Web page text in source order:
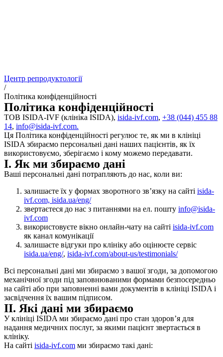
Центр репродуктології
/
Політика конфіденційності
Політика конфіденційності
ТОВ ISIDA-IVF (клініка ISIDA), isida-ivf.com, +38 (044) 455 88
14, info@isida-ivf.com.
Ця Політика конфіденційності регулює те, як ми в клініці
ISIDA збираємо персональні дані наших пацієнтів, як їх
використовуємо, зберігаємо і кому можемо передавати.
I. Як ми збираємо дані
Ваші персональні дані потрапляють до нас, коли ви:
залишаєте їх у формах зворотного зв’язку на сайті isida-
ivf.com, isida.ua/eng/
звертаєтеся до нас з питаннями на ел. пошту info@isida-
ivf.com
використовуєте вікно онлайн-чату на сайті isida-ivf.com
як канал комунікації
залишаєте відгуки про клініку або оцінюєте сервіс
isida.ua/eng/, isida-ivf.com/about-us/testimonials/
Всі персональні дані ми збираємо з вашої згоди, за допомогою
механічної згоди під заповнюваними формами безпосередньо
на сайті або при заповненні вами документів в клініці ISIDA і
засвідчення їх вашим підписом.
II. Які дані ми збираємо
У клініці ISIDA ми збираємо дані про стан здоров’я для
надання медичних послуг, за якими пацієнт звертається в
клініку.
На сайті isida-ivf.com ми збираємо такі дані: